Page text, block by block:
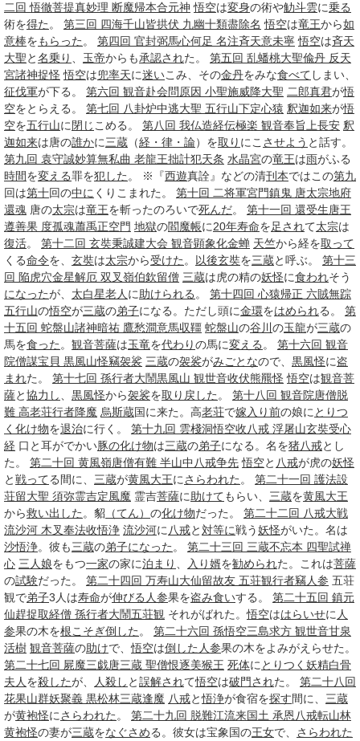
二回 悟徹菩提真妙理 断魔帰本合元神 悟空は変身の術や觔斗雲に乗る
術を得た 。 第三回 四海千山皆拱伏 九幽十類盡除名 悟空は竜王から如
意棒をもらった 。 第四回 官封弼馬心何足 名注斉天意未寧 悟空は斉天
大聖と名乗り 玉帝からも承認された。 第五回 乱蟠桃大聖偸丹 反天
宮諸神捉怪 悟空は兜率天に迷いこみ、その金丹をみな食べて しまい、
征伐軍が下る。 第六回 観音赴会問原因 小聖施威降大聖 二郎真君が悟
空をとらえる。 第七回 八卦炉中逃大聖 五行山下定心猿 釈迦如来が悟
空を五行山に 閉じ こめる。 第八回 我仏造経伝極楽 観音奉旨上長安 釈
迦如来は唐の誰かに三蔵 （経・律・論）を取り にこ させよう と話す。
第九回 袁守誠妙算無私曲 老龍王拙計犯天条 水晶宮の竜王は雨がふる
時間を変える罪を犯した 。 ※『西遊真詮』などの清刊本ではこの第九
回は第十回の中に くりこまれた。 第十回 二将軍宮門鎮鬼 唐太宗地府
還魂 唐の太宗は竜王を斬ったのろいで死んだ。 第十一回 還受生唐王
遵善果 度孤魂蕭禹正空門 地獄の閻魔帳に20年寿命を足されて太宗は
復活。 第十二回 玄奘秉誠建大会 観音顕象化金蝉 天竺から経を取って
くる命令を、 玄奘は太宗から受けた 。 以後玄奘を三蔵と呼ぶ。 第十三
回 陥虎穴金星解厄 双叉嶺伯欽留僧 三蔵は虎の精の妖怪に食われそう
になったが、 太白星老人 に助けられる 。 第十四回 心猿帰正 六賊無踪
五行山の悟空が三蔵の弟子になる。ただし頭に金環をはめられる。 第
十五回 蛇盤山諸神暗祐 鷹愁澗意馬収韁 蛇盤山の谷川 の玉龍が三蔵の
馬を食った 。 観音菩薩は玉竜を代わりの馬に変える 。 第十六回 観音
院僧謀宝貝 黒風山怪竊袈裟 三蔵の袈裟がみごとなので、 黒風怪に盗
まれた。 第十七回 孫行者大鬧黒風山 観世音收伏熊羆怪 悟空は観音菩
薩と協力し 黒風怪から袈裟を取り戻した 。 第十八回 観音院唐僧脱
難 高老荘行者降魔 烏斯蔵国に来た。高老荘で嫁入り前の娘に とりつ
く 化け物を退治に行く。 第十九回 雲棧洞悟空收八戒 浮屠山玄奘受心
経 口と耳がでかい豚の化け物は三蔵の弟子になる。名を猪八戒とし
た。 第二十回 黄風嶺唐僧有難 半山中八戒争先 悟空と 八戒が虎の妖怪
と戦ってる間に、 三蔵が黄風大王にさらわれた 。 第二十一回 護法設
荘留大聖 須弥霊吉定風魔 霊吉菩薩に助けてもらい、 三蔵を黄風大王
から救い出した 。貂 （てん） の化け物だった。 第二十二回 八戒大戦
流沙河 木叉奉法收悟浄 流沙河に 八戒と対等に戦う妖怪がいた。名は
沙悟浄。彼も三蔵の弟子になった 。 第二十三回 三蔵不忘本 四聖試禅
心 三人娘をもつ一家の家に泊まり 入り婿を勧められた。これは菩薩
の試験だった。 第二十四回 万寿山大仙留故友 五荘観行者竊人参 五荘
観で弟子3人は寿命が伸びる 人参果を盗み食いする。 第二十五回 鎮元
仙趕捉取経僧 孫行者大鬧五荘観 それがばれた。悟空ははらいせに 人
参果の木を根こそぎ倒した 。 第二十六回 孫悟空三島求方 観世音甘泉
活樹 観音菩薩の助けで、悟空は倒した 人参果の木をよみがえらせた。
第二十七回 屍魔三戯唐三蔵 聖僧恨逐美猴王 死体に とりつく 妖精白骨
夫人 を殺したが、 人殺し と誤解されて悟空は破門された。 第二十八回
花果山群妖聚義 黒松林三蔵逢魔 八戒と悟浄が食宿を探す間に、 三蔵
が黄袍怪にさらわれた 。 第二十九回 脱難江流来国土 承恩八戒転山林
黄袍怪の妻が三蔵をなぐさめる。彼女は宝象国の王女で、 さらわれた